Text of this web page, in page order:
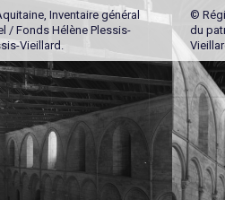
Inventaire général
/ Fonds Hélène Plessis-
Vieillard.
©
du